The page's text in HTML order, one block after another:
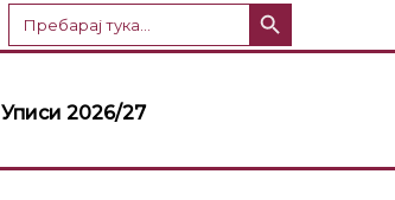
Пребарај
за:
Уписи 2026/27